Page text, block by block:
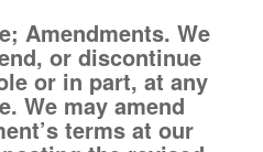
Amendments. We
or discontinue
or in part, at any
We may amend
terms at our